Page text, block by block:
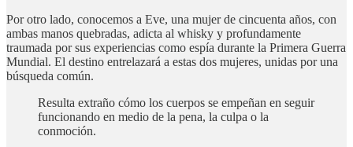
Por otro lado, conocemos a Eve, una mujer de cincuenta años, con
ambas manos quebradas, adicta al whisky y profundamente
traumada por sus experiencias como espía durante la Primera Guerra
Mundial. El destino entrelazará a estas dos mujeres, unidas por una
búsqueda común.
Resulta extraño cómo los cuerpos se empeñan en seguir
funcionando en medio de la pena, la culpa o la
conmoción.